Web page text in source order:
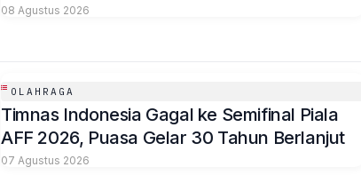
08 Agustus 2026
OLAHRAGA
Timnas Indonesia Gagal ke Semifinal Piala
AFF 2026, Puasa Gelar 30 Tahun Berlanjut
07 Agustus 2026